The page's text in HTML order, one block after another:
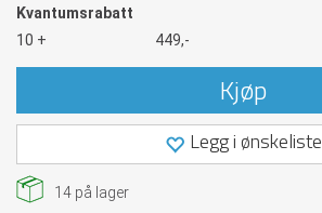
Kvantumsrabatt
10 +
449,-
Kjøp
Legg i ønskeliste
14 på lager